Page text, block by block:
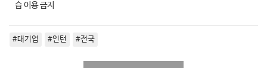
습 이용 금지
#대기업 #인턴 #전국